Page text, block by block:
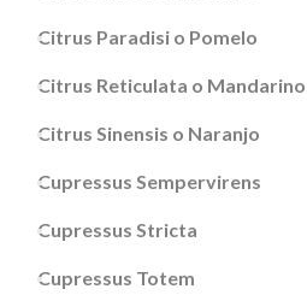
Citrus Paradisi o Pomelo
Citrus Reticulata o Mandarino
Citrus Sinensis o Naranjo
Cupressus Sempervirens
Cupressus Stricta
Cupressus Totem